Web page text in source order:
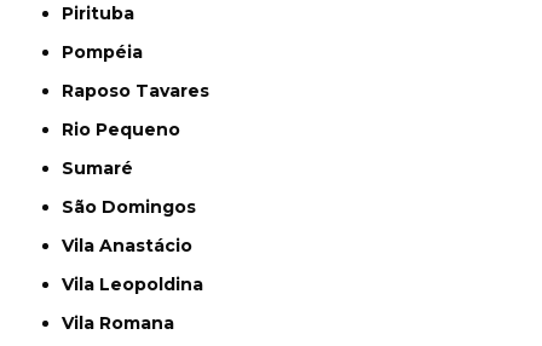
Pirituba
Pompéia
Raposo Tavares
Rio Pequeno
Sumaré
São Domingos
Vila Anastácio
Vila Leopoldina
Vila Romana